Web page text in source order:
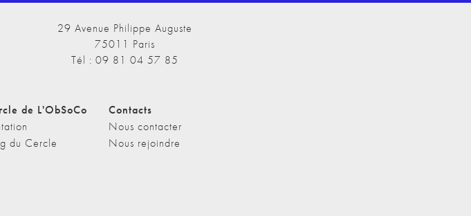
29 Avenue Philippe Auguste
75011 Paris
Tél : 09 81 04 57 85
de L'ObSoCo
du Cercle
Contacts
Nous contacter
Nous rejoindre